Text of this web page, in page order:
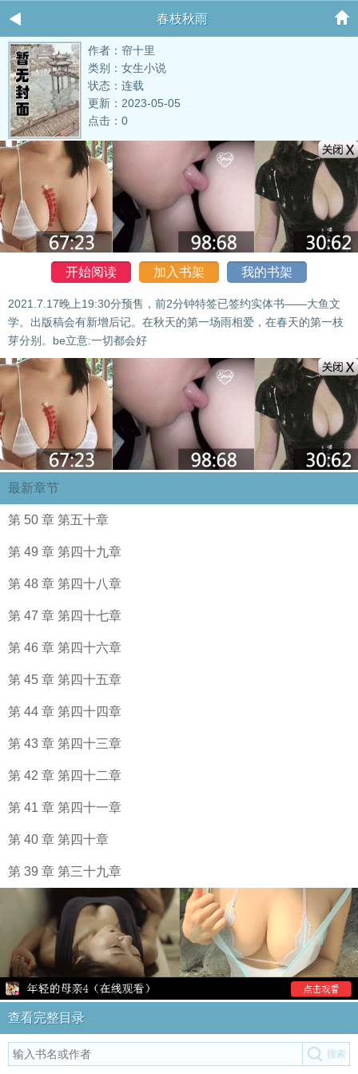
春枝秋雨
作者：帘十里
类别：女生小说
状态：连载
更新：2023-05-05
点击：0
开始阅读 加入书架 我的书架
2021.7.17晚上19:30分预售，前2分钟特签已签约实体书——大鱼文
学。出版稿会有新增后记。在秋天的第一场雨相爱，在春天的第一枝
芽分别。be立意:一切都会好
最新章节
第 50 章 第五十章
第 49 章 第四十九章
第 48 章 第四十八章
第 47 章 第四十七章
第 46 章 第四十六章
第 45 章 第四十五章
第 44 章 第四十四章
第 43 章 第四十三章
第 42 章 第四十二章
第 41 章 第四十一章
第 40 章 第四十章
第 39 章 第三十九章
查看完整目录